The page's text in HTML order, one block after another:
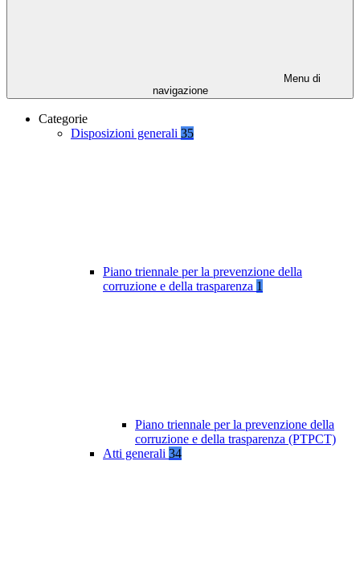
Menu di
navigazione
Categorie
Disposizioni generali 35
Piano triennale per la prevenzione della
corruzione e della trasparenza 1
Piano triennale per la prevenzione della
corruzione e della trasparenza (PTPCT)
Atti generali 34